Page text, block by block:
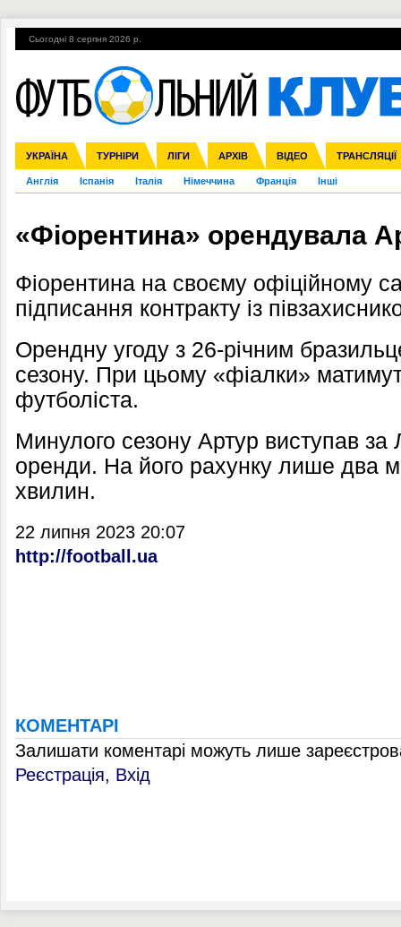
Сьогодні 8 серпня 2026 р.
УКРАЇНА ТУРНІРИ ЛІГИ АРХІВ ВІДЕО ТРАНСЛЯЦІЇ
Збірна Прем'єр-ліга Перша ліга Друга ліга Кубок України
Ліга чемпіонів Ліга Європи Міжнародні Ліга націй Ліга
Англія Іспанія Італія Німеччина Франція Інші
ЧС-2014 ЄВРО-2016 Росія Кубок конфедерацій ЧЄ-2015 (U-
Гарячі теми УПЛ, 2-й тур ВІЙНА УПЛ-ПЕРЕХОДИ
«Фіорентина» орендувала
Фіорентина на своєму офіційному
підписання контракту із
Орендну угоду з 26-річним
сезону. При цьому «фіалки»
футболіста.
Минулого сезону Артур виступав за
оренди. На його рахунку лише два
хвилин.
22 липня 2023 20:07
http://football.ua
КОМЕНТАРІ
Залишати коментарі можуть лише
Реєстрація, Вхід